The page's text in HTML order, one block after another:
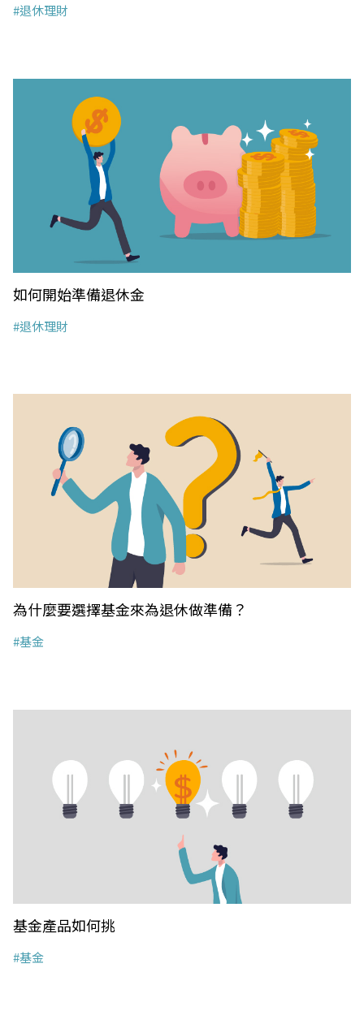
#退休理財
如何開始準備退休金
#退休理財
為什麼要選擇基金來為退休做準備？
#基金
基金產品如何挑
#基金